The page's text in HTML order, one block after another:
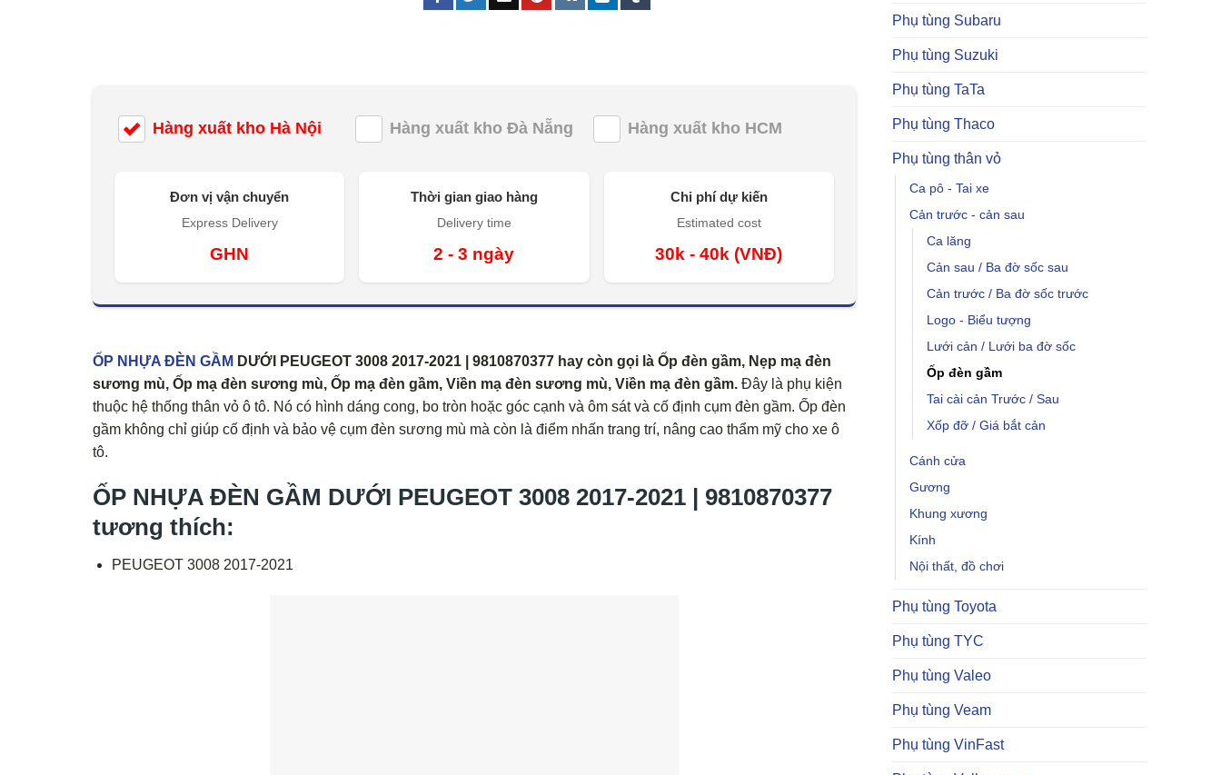
Phụ tùng Subaru
Phụ tùng Suzuki
Phụ tùng TaTa
Phụ tùng Thaco
Phụ tùng thân vỏ
Ca pô - Tai xe
Cản trước - cản sau
Ca lăng
Cản sau / Ba đờ sốc sau
Cản trước / Ba đờ sốc trước
Logo - Biểu tượng
Lưới cản / Lưới ba đờ sốc
Ốp đèn gầm
Tai cài cản Trước / Sau
Xốp đỡ / Giá bắt cản
Cánh cửa
Gương
Khung xương
Kính
Nội thất, đồ chơi
Phụ tùng Toyota
Phụ tùng TYC
Phụ tùng Valeo
Phụ tùng Veam
Phụ tùng VinFast
Hàng xuất kho Hà Nội Hàng xuất kho Đà Nẵng Hàng xuất kho HCM
Đơn vị vận chuyển
Express Delivery
GHN
Thời gian giao hàng
Delivery time
2 - 3 ngày
Chi phí dự kiến
Estimated cost
30k - 40k (VNĐ)
ỐP NHỰA ĐÈN GẦM DƯỚI PEUGEOT 3008 2017-2021 | 9810870377 hay còn gọi là Ốp đèn gầm, Nẹp mạ đèn
sương mù, Ốp mạ đèn sương mù, Ốp mạ đèn gầm, Viền mạ đèn sương mù, Viền mạ đèn gầm. Đây là phụ kiện
thuộc hệ thống thân vỏ ô tô. Nó có hình dáng cong, bo tròn hoặc góc cạnh và ôm sát và cố định cụm đèn gầm. Ốp đèn
gầm không chỉ giúp cố định và bảo vệ cụm đèn sương mù mà còn là điểm nhấn trang trí, nâng cao thẩm mỹ cho xe ô
tô.
ỐP NHỰA ĐÈN GẦM DƯỚI PEUGEOT 3008 2017-2021 | 9810870377
tương thích:
PEUGEOT 3008 2017-2021